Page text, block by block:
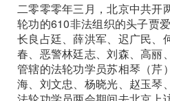
二零零零年三月，北京中共开
轮功的610非法组织的头子贾
长良占廷、薛洪军、迟广民、
春、恶警林廷志、刘森、高丽
管辖的法轮功学员苏相琴（芹
海、刘文忠、杨晓光、赵玉琴